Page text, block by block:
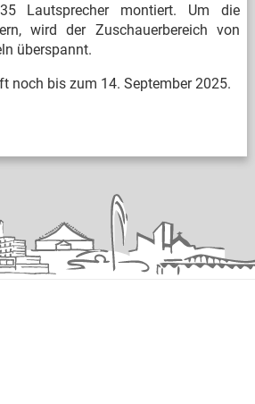
Lautsprecher montiert. Um die
wird der Zuschauerbereich von
überspannt.
noch bis zum 14. September 2025.